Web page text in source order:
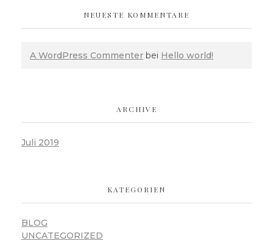
NEUESTE KOMMENTARE
A WordPress Commenter bei Hello world!
ARCHIVE
Juli 2019
KATEGORIEN
BLOG
UNCATEGORIZED